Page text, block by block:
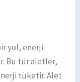
yol, enerji
Bu tür aletler,
tüketir. Alet